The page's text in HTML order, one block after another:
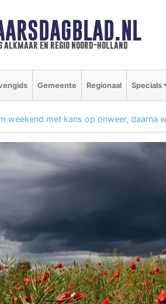
alkmaar en regio noord-holland
Gemeente Regionaal Specials
weekend met kans op onweer, daarna